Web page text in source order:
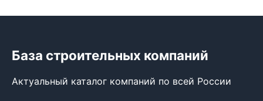
База строительных компаний
Актуальный каталог компаний по всей России